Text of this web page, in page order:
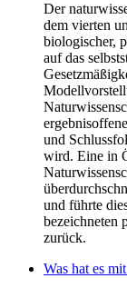
Der
dem vierten
biologischer,
auf das
und
wird. Eine in
und führte
bezeichneten
zurück.
Was hat es